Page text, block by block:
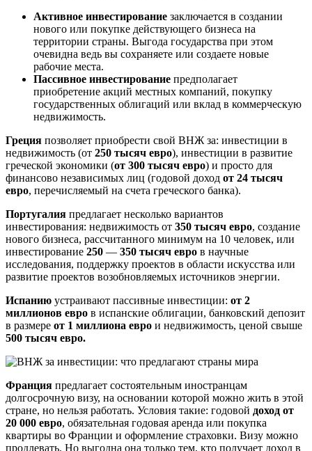
Активное инвестирование заключается в создании
нового или покупке действующего бизнеса на
территории страны. Выгода государства при этом
очевидна ведь вы сохраняете или создаете новые
рабочие места.
Пассивное инвестирование предполагает
приобретение акций местных компаний, покупку
государственных облигаций или вклад в коммерческую
недвижимость.
Греция позволяет приобрести свой ВНЖ за: инвестиции в
недвижимость (от 250 тысяч евро), инвестиции в развитие
греческой экономики (от 300 тысяч евро) и просто для
финансово независимых лиц (годовой доход от 24 тысяч
евро, перечисляемый на счета греческого банка).
Португалия предлагает несколько вариантов
инвестирования: недвижимость от 350 тысяч евро, создание
нового бизнеса, рассчитанного минимум на 10 человек, или
инвестирование 250 — 350 тысяч евро в научные
исследования, поддержку проектов в области искусства или
развитие проектов возобновляемых источников энергии.
Испанию устраивают пассивные инвестиции: от 2
миллионов евро в испанские облигации, банковский депозит
в размере от 1 миллиона евро и недвижимость, ценой свыше
500 тысяч евро.
Франция предлагает состоятельным иностранцам
долгосрочную визу, на основании которой можно жить в этой
стране, но нельзя работать. Условия такие: годовой доход от
20 000 евро, обязательная годовая аренда или покупка
квартиры во Франции и оформление страховки. Визу можно
продлевать. Но выгодна она только тем, кто получает доход в